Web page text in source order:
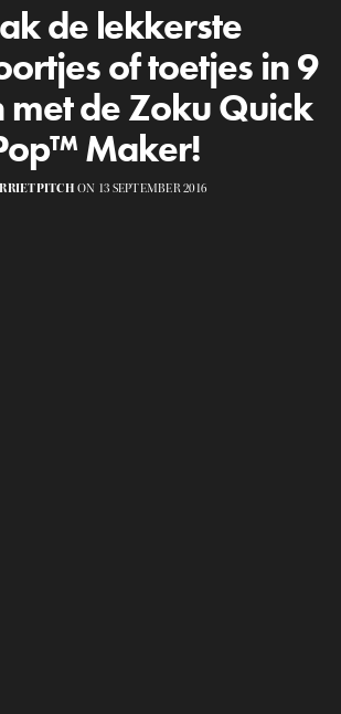
de lekkerste
of toetjes in 9
met de Zoku Quick
Maker!
ON 13 SEPTEMBER 2016